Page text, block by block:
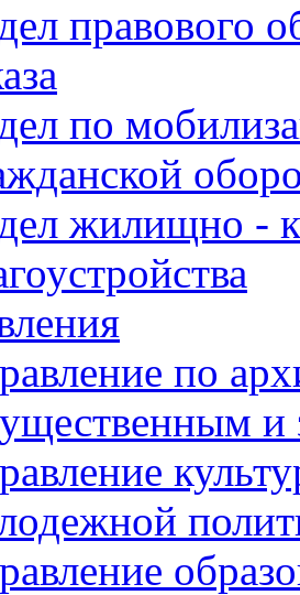
правового
по
жилищно -
по
и